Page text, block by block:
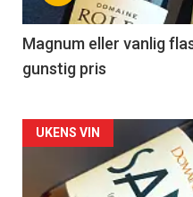
3
Magnum eller vanlig
gunstig pris
Forsiden
akkurat
UKENS VIN